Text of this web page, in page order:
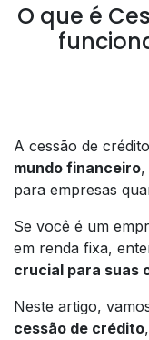
O que é
A cessão de
mundo financeiro,
para empresas
Se você é um
em renda fixa,
crucial para suas
Neste artigo,
cessão de crédito,